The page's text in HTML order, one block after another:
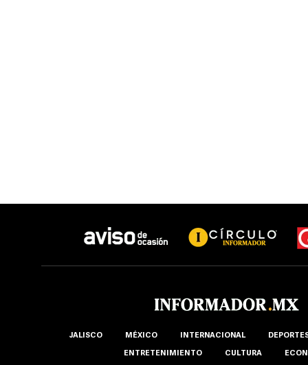
JALISCO MÉXICO INTERNACIONAL
ENTRETENIMIENTO CULTURA